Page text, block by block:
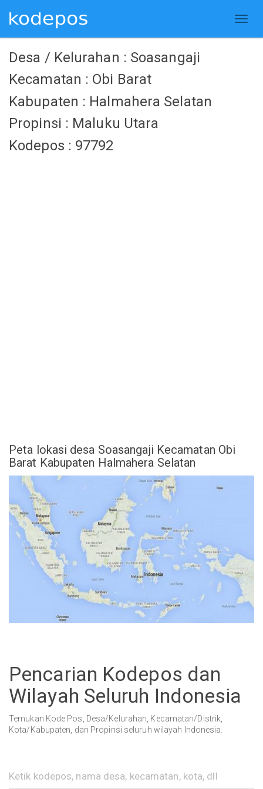
Desa / Kelurahan : Soasangaji
Kecamatan : Obi Barat
Kabupaten : Halmahera Selatan
Propinsi : Maluku Utara
Kodepos : 97792
Peta lokasi desa Soasangaji Kecamatan Obi
Barat Kabupaten Halmahera Selatan
Pencarian Kodepos dan
Wilayah Seluruh Indonesia
Temukan Kode Pos, Desa/Kelurahan, Kecamatan/Distrik,
Kota/Kabupaten, dan Propinsi seluruh wilayah Indonesia.